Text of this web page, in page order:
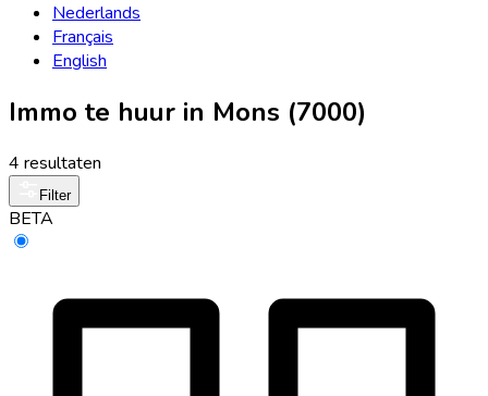
Nederlands
Français
English
Immo te huur in Mons (7000)
4 resultaten
Filter
BETA